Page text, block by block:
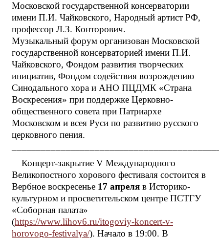
Московской государственной консерватории
имени П.И. Чайковского, Народный артист РФ,
профессор Л.З. Конторович.
Музыкальный форум организован Московской
государственной консерваторией имени П.И.
Чайковского, Фондом развития творческих
инициатив, Фондом содействия возрождению
Синодального хора и АНО ПЦДМК «Страна
Воскресения» при поддержке Церковно-
общественного совета при Патриархе
Московском и всея Руси по развитию русского
церковного пения.
Концерт-закрытие V Международного
Великопостного хорового фестиваля состоится в
Вербное воскресенье 17 апреля в Историко-
культурном и просветительском центре ПСТГУ
«Соборная палата»
(https://www.lihov6.ru/itogoviy-koncert-v-
horovogo-festivalya/). Начало в 19:00. В